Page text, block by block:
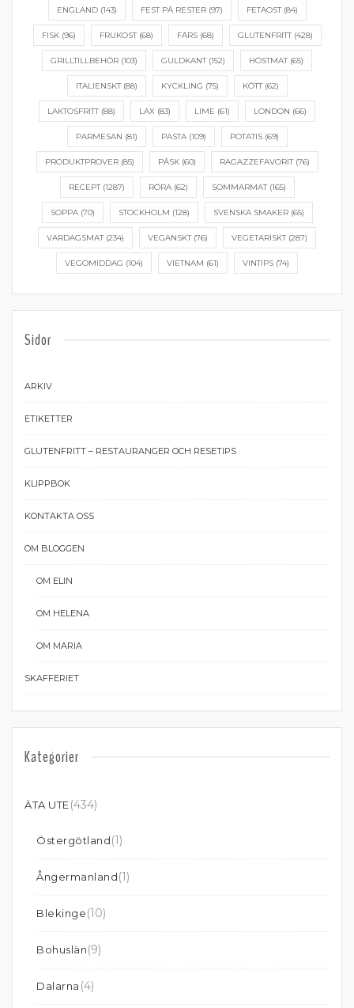
ENGLAND(143) FEST PÅ RESTER(97) FETAOST(84)
FISK(96) FRUKOST(68) FÄRS(68) GLUTENFRITT(428)
GRILLTILLBEHÖR (103) GULDKANT(152) HÖSTMAT(65)
ITALIENSKT(88) KYCKLING (75) KÖTT(62)
LAKTOSFRITT(88) LAX (83) LIME (61) LONDON (66)
PARMESAN (81) PASTA(109) POTATIS(69)
PRODUKTPROVER(85) PÅSK(60) RAGAZZEFAVORIT(76)
RECEPT(1287) RÖRA(62) SOMMARMAT(165)
SOPPA(70) STOCKHOLM (128) SVENSKA SMAKER(65)
VARDAGSMAT(234) VEGANSKT(76) VEGETARISKT(287)
VEGOMIDDAG (104) VIETNAM (61) VINTIPS (74)
Sidor
ARKIV
ETIKETTER
GLUTENFRITT – RESTAURANGER OCH RESETIPS
KLIPPBOK
KONTAKTA OSS
OM BLOGGEN
OM ELIN
OM HELENA
OM MARIA
SKAFFERIET
Kategorier
ÄTA UTE(434)
Östergötland(1)
Ångermanland(1)
Blekinge(10)
Bohuslän(9)
Dalarna (4)